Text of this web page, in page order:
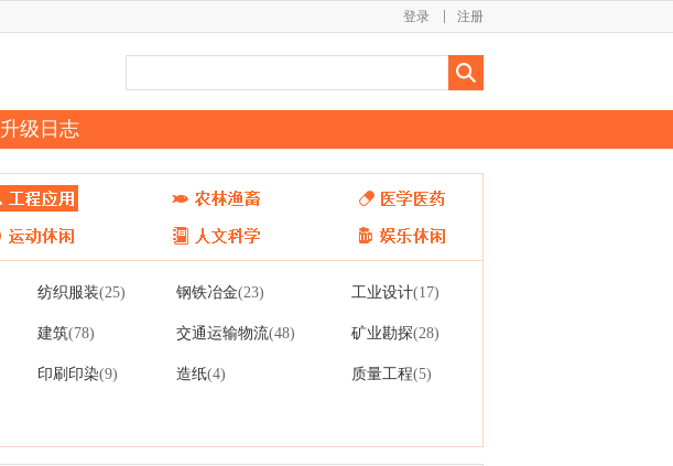
注册
登录
升级日志
纺织服装(25) 钢铁冶金(23) 工业设计(17)
建筑(78) 交通运输物流(48) 矿业勘探(28)
印刷印染(9) 造纸(4) 质量工程(5)